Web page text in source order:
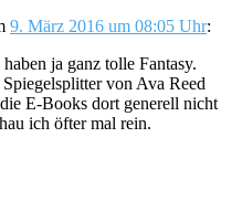
9. März 2016 um 08:05 Uhr:
ja ganz tolle Fantasy.
von Ava Reed
E-Books dort generell nicht
ich öfter mal rein.